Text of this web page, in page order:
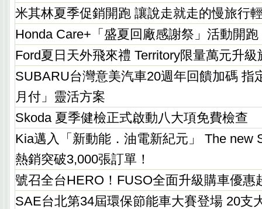
米其林夏季促銷開跑 讓說走就走的慢旅行
Honda Care+「盛夏回廠感謝祭」活動開跑
Ford夏日天外飛來禮 Territory限量萬元升
SUBARU台灣意美汽車20週年回饋加碼 指
月付」靈活方案
Skoda 夏季健檢正式啟動八大項免費檢查
Kia邁入「新動能．油電新紀元」 The new
熱銷突破3,000張訂單！
號召全台HERO！FUSO全面升級購車優惠
SAE台北第34屆環保節能車大賽登場 20支